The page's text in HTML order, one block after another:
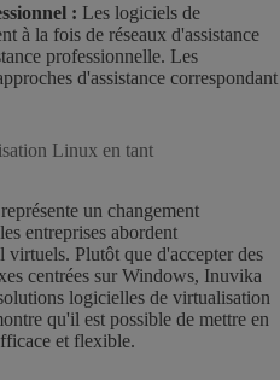
: Les logiciels de
à la fois de réseaux d'assistance
professionnelle. Les
d'assistance correspondant
Linux en tant
un changement
entreprises abordent
virtuels. Plutôt que d'accepter des
centrées sur Windows, Inuvika
logicielles de virtualisation
qu'il est possible de mettre en
et flexible.